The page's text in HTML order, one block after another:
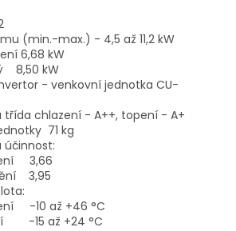
(min.-max.) - 4,5 až 11,2 kW
6,68 kW
8,50 kW
- venkovní jednotka CU-
třída chlazení - A++, topení - A+
71 kg
3,66
3,95
-10 až +46 °C
-15 až +24 °C